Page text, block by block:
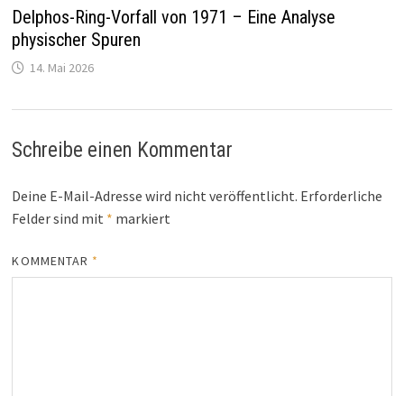
Delphos-Ring-Vorfall von 1971 – Eine Analyse
physischer Spuren
14. Mai 2026
Schreibe einen Kommentar
Deine E-Mail-Adresse wird nicht veröffentlicht. Erforderliche
Felder sind mit * markiert
KOMMENTAR *